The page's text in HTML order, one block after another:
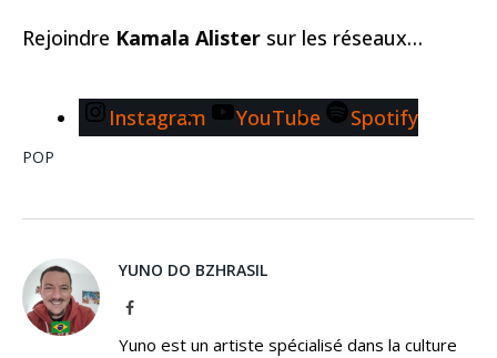
Rejoindre Kamala Alister sur les réseaux…
Instagram YouTube Spotify
POP
YUNO DO BZHRASIL
Facebook
Yuno est un artiste spécialisé dans la culture